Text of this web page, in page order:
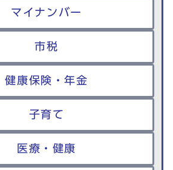
マイナンバー
市税
健康保険・年金
子育て
医療・健康